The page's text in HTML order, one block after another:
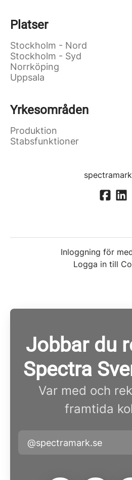
Platser
Stockholm - Nord
Stockholm - Syd
Norrköping
Uppsala
Yrkesområden
Produktion
Stabsfunktioner
Inloggning för
Logga in till
Jobbar du
Spectra
Var med och
framtida
@spectramark.se